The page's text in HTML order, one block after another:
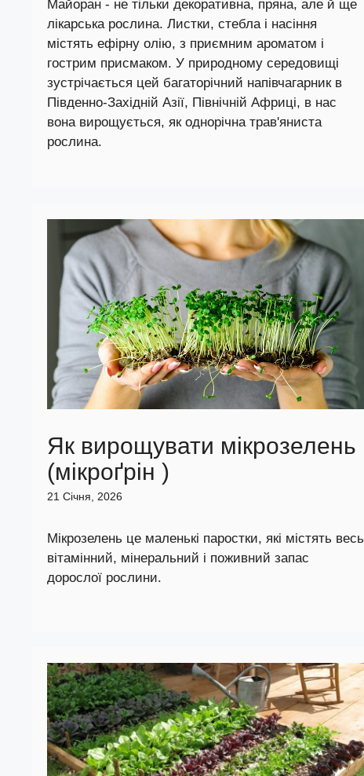
Майоран - не тільки декоративна, пряна, але й ще
лікарська рослина. Листки, стебла і насіння
містять ефірну олію, з приємним ароматом і
гострим присмаком. У природному середовищі
зустрічається цей багаторічний напівчагарник в
Південно-Західній Азії, Північній Африці, в нас
вона вирощується, як однорічна трав'яниста
рослина.
Як вирощувати мікрозелень
(мікроґрін )
21 Січня, 2026
Мікрозелень це маленькі паростки, які містять весь
вітамінний, мінеральний і поживний запас
дорослої рослини.